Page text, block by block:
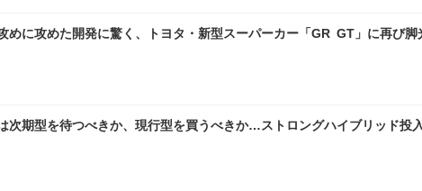
めに攻めた開発に驚く、トヨタ・新型スーパーカー「GR GT」に再び
次期型を待つべきか、現行型を買うべきか…ストロングハイブリッド投